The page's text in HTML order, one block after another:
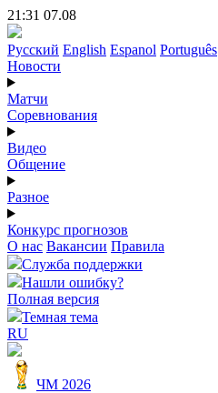
21:31 07.08
Русский English Espanol Português
Новости
Матчи
Соревнования
Видео
Общение
Разное
Конкурс прогнозов
О нас Вакансии Правила
Служба поддержки
Нашли ошибку?
Полная версия
Темная тема
RU
ЧМ 2026